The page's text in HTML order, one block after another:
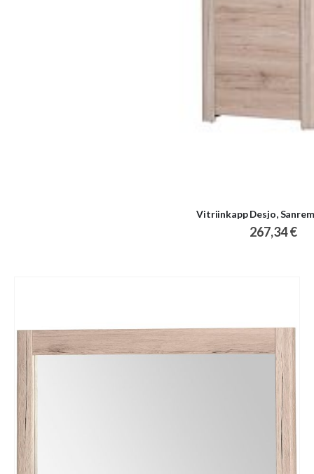
of
the
images
gallery
Vitriinkapp Desjo,
267,34 €